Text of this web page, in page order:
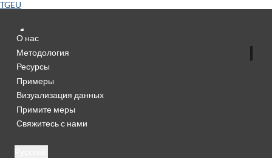
TGEU
О нас
Методология
Ресурсы
Примеры
Визуализация данных
Примите меры
Свяжитесь с нами